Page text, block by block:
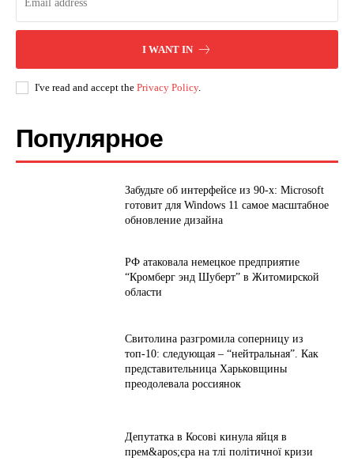
I WANT IN
I've read and accept the Privacy Policy.
Популярное
Забудьте об интерфейсе из 90-х: Microsoft
готовит для Windows 11 самое масштабное
обновление дизайна
РФ атаковала немецкое предприятие
“Кромберг энд Шуберт” в Житомирской
области
Свитолина разгромила соперницу из
топ-10: следующая – “нейтральная”. Как
представительница Харьковщины
преодолевала россиянок
Депутатка в Косові кинула яйця в
прем&apos;єра на тлі політичної кризи